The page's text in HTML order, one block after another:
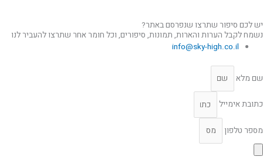
יש לכם סיפור שתרצו שנפרסם באתר?
נשמח לקבל הערות והארות, תמונות, סיפורים, וכל חומר אחר שתרצו להעביר לנו
info@sky-high.co.il
שם מלא
כתובת אימייל
מספר טלפון